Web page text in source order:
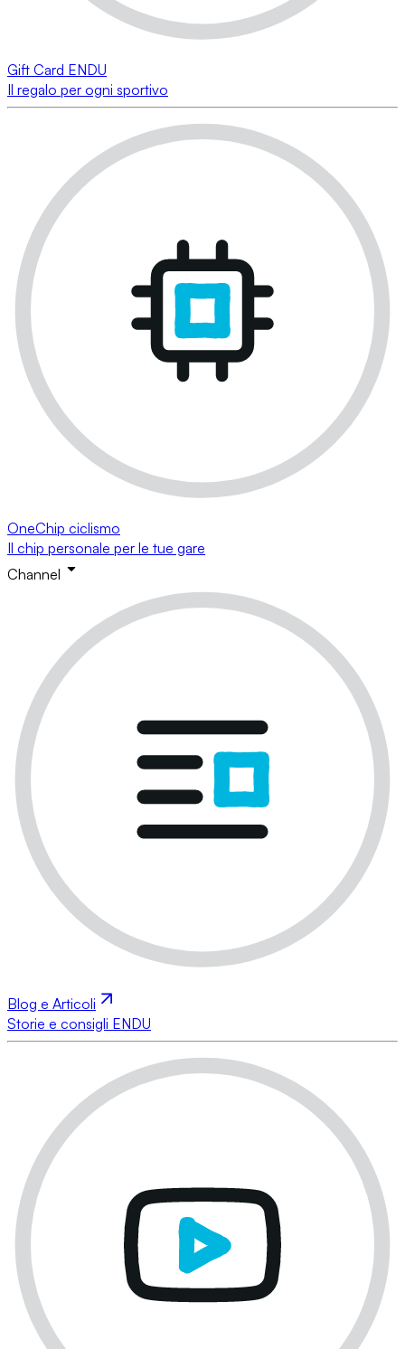
Gift Card ENDU
Il regalo per ogni sportivo
OneChip ciclismo
Il chip personale per le tue gare
Channel
Blog e Articoli
Storie e consigli ENDU